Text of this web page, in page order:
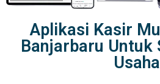
Aplikasi Kasir
Banjarbaru Untuk
Usaha